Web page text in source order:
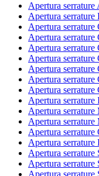
Apertura
Apertura serrature
Apertura serrature
Apertura serrature
Apertura serrature
Apertura serrature
Apertura serrature
Apertura serrature
Apertura
Apertura serrature
Apertura serrature
Apertura serrature
Apertura serrature
Apertura serrature
Apertura serrature
Apertura serrature